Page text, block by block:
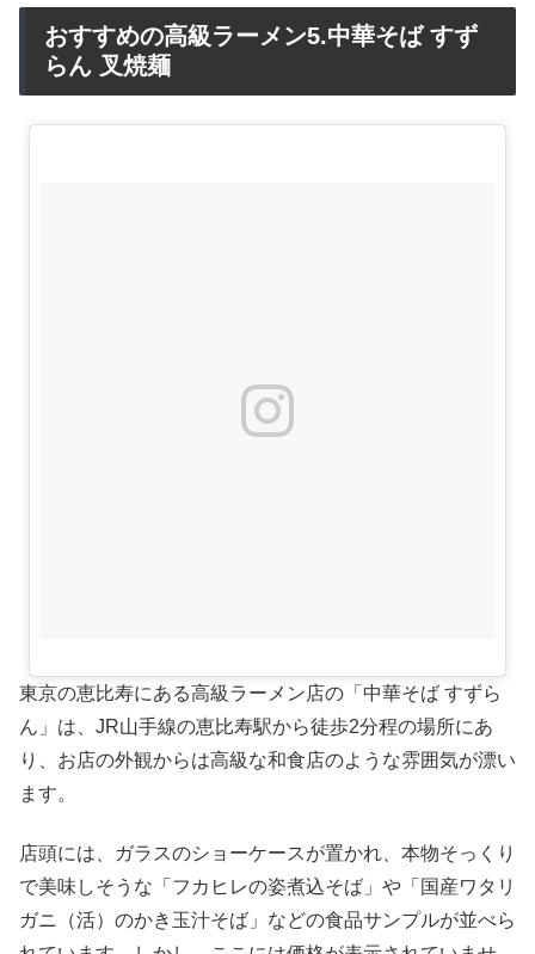
おすすめの高級ラーメン5.中華そば すず
らん 叉焼麺
東京の恵比寿にある高級ラーメン店の「中華そば すずら
ん」は、JR山手線の恵比寿駅から徒歩2分程の場所にあ
り、お店の外観からは高級な和食店のような雰囲気が漂い
ます。
店頭には、ガラスのショーケースが置かれ、本物そっくり
で美味しそうな「フカヒレの姿煮込そば」や「国産ワタリ
ガニ（活）のかき玉汁そば」などの食品サンプルが並べら